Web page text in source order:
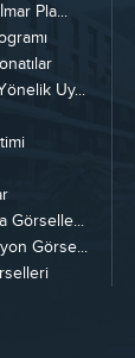
Pla...
Uy...
Görselle...
Görse...